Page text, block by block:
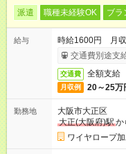
派遣 職種未経験OK ブラ
給与
時給1600円 月収
交通費別途支
交通費 全額支給
月収例 20～25万
勤務地
大阪市大正区
大正(大阪府)駅か
ワイヤロープ